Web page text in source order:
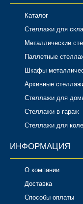
Каталог
Стеллажи для
Металлические
Паллетные
Шкафы
Архивные
Стеллажи для
Стеллажи в гараж
Стеллажи для
ИНФОРМАЦИЯ
О компании
Доставка
Способы оплаты